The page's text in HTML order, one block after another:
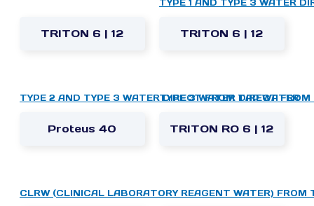
TRITON 6 | 12
TYPE 1 AND TYPE 3 WATER
TRITON 6 | 12
TYPE 2 AND TYPE 3 WATER DIRECT FROM TAP WATER
Proteus 40
TYPE 3 WATER DIRECT
TRITON RO 6 | 12
CLRW (CLINICAL LABORATORY REAGENT WATER) FROM